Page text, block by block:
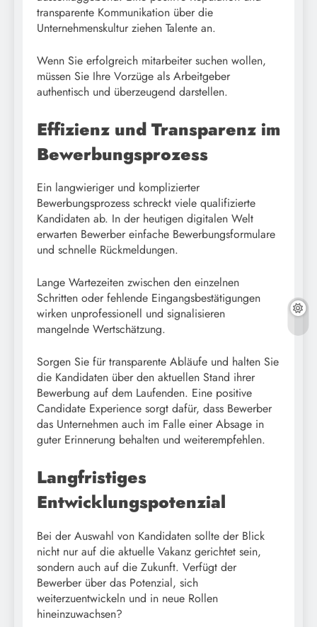
transparente Kommunikation über die
Unternehmenskultur ziehen Talente an.
Wenn Sie erfolgreich mitarbeiter suchen wollen,
müssen Sie Ihre Vorzüge als Arbeitgeber
authentisch und überzeugend darstellen.
Effizienz und Transparenz im
Bewerbungsprozess
Ein langwieriger und komplizierter
Bewerbungsprozess schreckt viele qualifizierte
Kandidaten ab. In der heutigen digitalen Welt
erwarten Bewerber einfache Bewerbungsformulare
und schnelle Rückmeldungen.
Lange Wartezeiten zwischen den einzelnen
Schritten oder fehlende Eingangsbestätigungen
wirken unprofessionell und signalisieren
mangelnde Wertschätzung.
Sorgen Sie für transparente Abläufe und halten Sie
die Kandidaten über den aktuellen Stand ihrer
Bewerbung auf dem Laufenden. Eine positive
Candidate Experience sorgt dafür, dass Bewerber
das Unternehmen auch im Falle einer Absage in
guter Erinnerung behalten und weiterempfehlen.
Langfristiges
Entwicklungspotenzial
Bei der Auswahl von Kandidaten sollte der Blick
nicht nur auf die aktuelle Vakanz gerichtet sein,
sondern auch auf die Zukunft. Verfügt der
Bewerber über das Potenzial, sich
weiterzuentwickeln und in neue Rollen
hineinzuwachsen?